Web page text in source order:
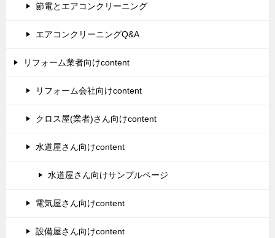
節電とエアコンクリーニング
エアコンクリーニングQ&A
リフォーム業者向けcontent
リフォーム会社向けcontent
クロス屋(業者)さん向けcontent
水道屋さん向けcontent
水道屋さん向けサンプルページ
電気屋さん向けcontent
設備屋さん向けcontent